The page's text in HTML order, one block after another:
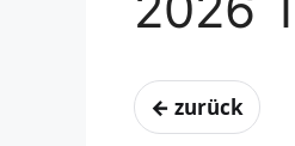
← zurück